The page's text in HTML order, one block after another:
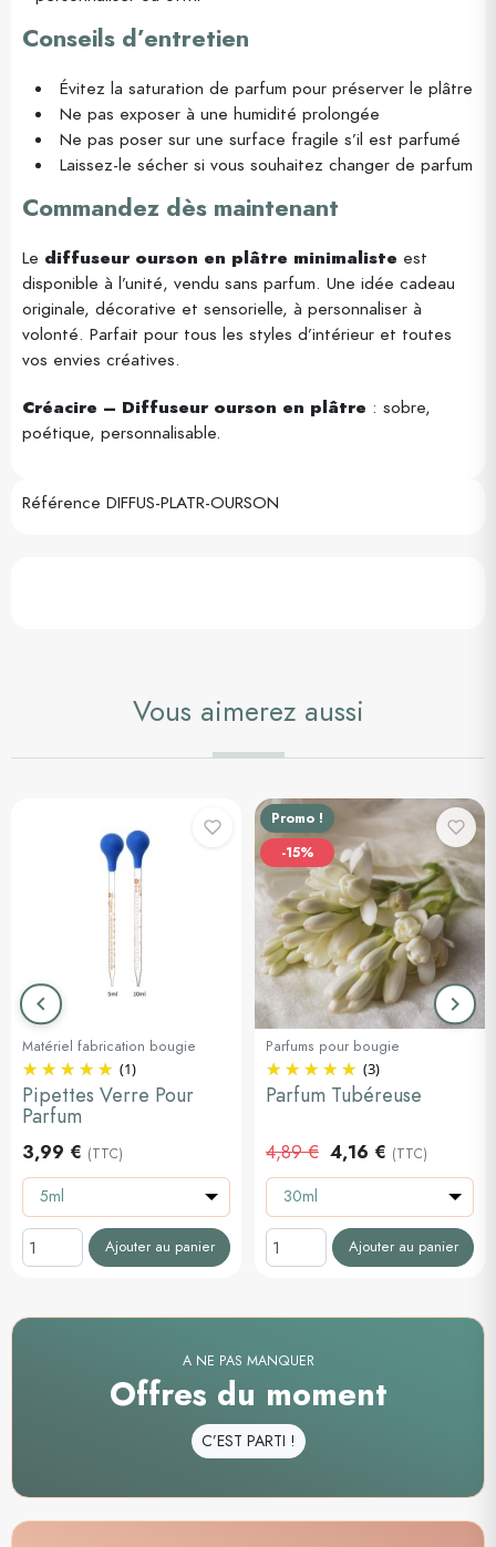
Conseils d’entretien
Évitez la saturation de parfum pour préserver le plâtre
Ne pas exposer à une humidité prolongée
Ne pas poser sur une surface fragile s’il est parfumé
Laissez-le sécher si vous souhaitez changer de parfum
Commandez dès maintenant
Le diffuseur ourson en plâtre minimaliste est
disponible à l’unité, vendu sans parfum. Une idée cadeau
originale, décorative et sensorielle, à personnaliser à
volonté. Parfait pour tous les styles d’intérieur et toutes
vos envies créatives.
Créacire – Diffuseur ourson en plâtre : sobre,
poétique, personnalisable.
Référence DIFFUS-PLATR-OURSON
Vous aimerez aussi
Précédent
keyboard_arrow_left
Matériel fabrication bougie
(1)
Pipettes Verre Pour
Parfum
3,99 € (TTC)
5ml
Ajouter au panier
Promo !
-15%
Parfums pour bougie
(3)
Parfum Tubéreuse
4,89 € 4,16 € (TTC)
30ml
Ajouter au panier
keyboard_arrow_right
A NE PAS MANQUER
Offres du moment
C’EST PARTI !